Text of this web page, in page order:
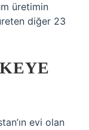
üretimin
diğer 23
evi olan